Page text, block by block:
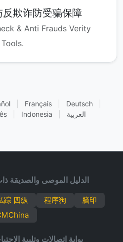
欺诈防受骗保障
& Anti Frauds Verity
Français Deutsch
Indonesia العربية
الدليل الموصى والصديقة
踪 四纵 程序狗
脑印
بوابة اتصالات وتلبية